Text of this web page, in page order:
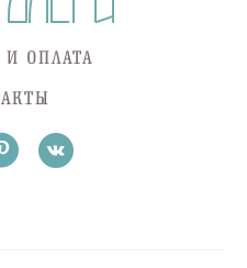
И ОПЛАТА